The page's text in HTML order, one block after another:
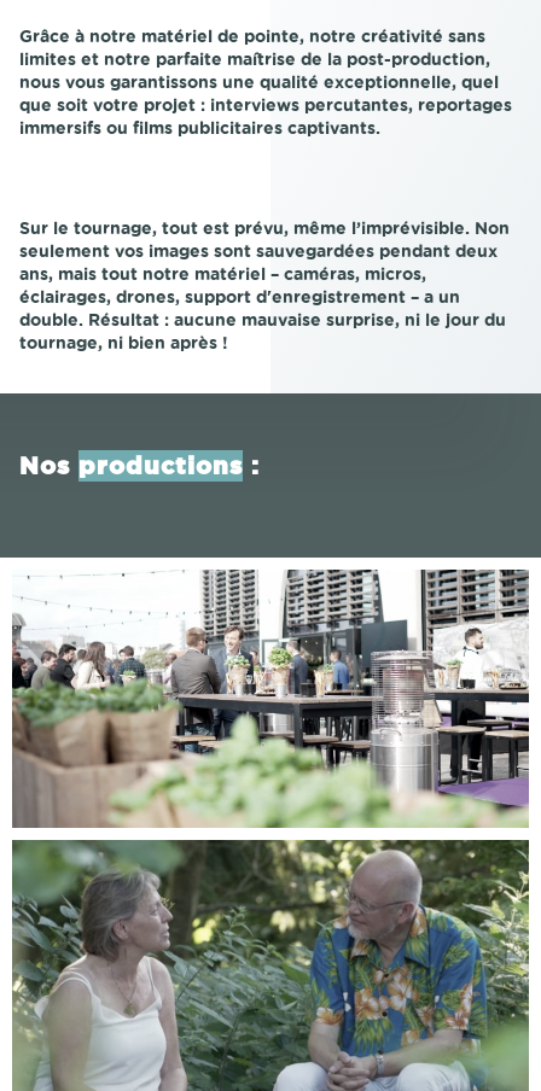
Grâce à notre matériel de pointe, notre créativité sans
limites et notre parfaite maîtrise de la post-production,
nous vous garantissons une qualité exceptionnelle, quel
que soit votre projet : interviews percutantes, reportages
immersifs ou films publicitaires captivants.
Sur le tournage, tout est prévu, même l’imprévisible. Non
seulement vos images sont sauvegardées pendant deux
ans, mais tout notre matériel – caméras, micros,
éclairages, drones, support d'enregistrement – a un
double. Résultat : aucune mauvaise surprise, ni le jour du
tournage, ni bien après !
Nos productions :